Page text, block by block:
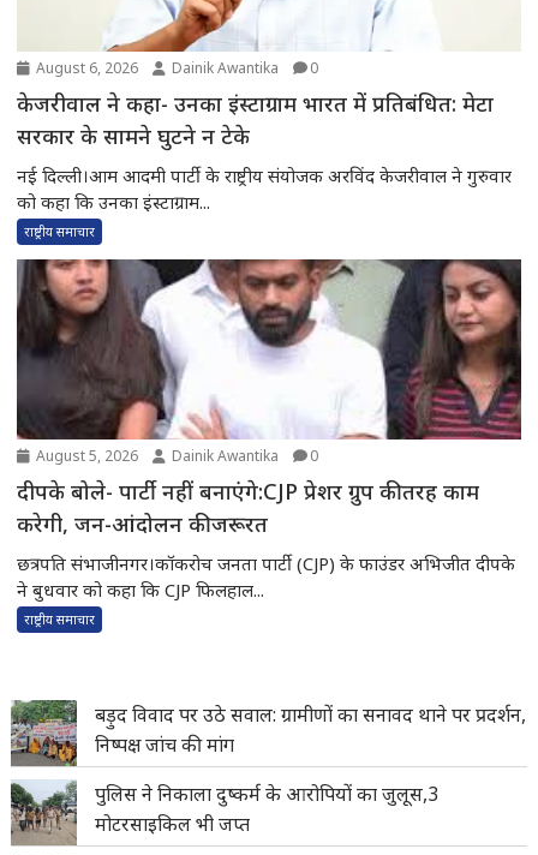
August 6, 2026 Dainik Awantika 0
केजरीवाल ने कहा- उनका इंस्टाग्राम भारत में प्रतिबंधित: मेटा
सरकार के सामने घुटने न टेके
नई दिल्ली।आम आदमी पार्टी के राष्ट्रीय संयोजक अरविंद केजरीवाल ने गुरुवार
को कहा कि उनका इंस्टाग्राम...
राष्ट्रीय समाचार
August 5, 2026 Dainik Awantika 0
दीपके बोले- पार्टी नहीं बनाएंगे:CJP प्रेशर ग्रुप की तरह काम
करेगी, जन-आंदोलन की जरूरत
छत्रपति संभाजीनगर।कॉकरोच जनता पार्टी (CJP) के फाउंडर अभिजीत दीपके
ने बुधवार को कहा कि CJP फिलहाल...
राष्ट्रीय समाचार
बड़ुद विवाद पर उठे सवाल: ग्रामीणों का सनावद थाने पर प्रदर्शन,
निष्पक्ष जांच की मांग
पुलिस ने निकाला दुष्कर्म के आरोपियों का जुलूस,3
मोटरसाइकिल भी जप्त